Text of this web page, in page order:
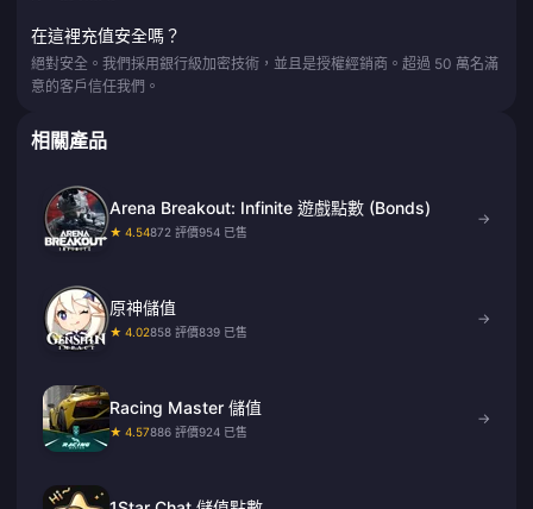
在這裡充值安全嗎？
絕對安全。我們採用銀行級加密技術，並且是授權經銷商。超過 50 萬名滿
意的客戶信任我們。
相關產品
Arena Breakout: Infinite 遊戲點數 (Bonds)
★ 4.54872 評價954 已售
→
原神儲值
★ 4.02858 評價839 已售
→
Racing Master 儲值
★ 4.57886 評價924 已售
→